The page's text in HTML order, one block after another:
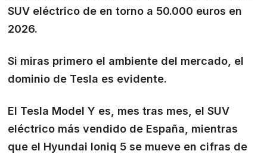
SUV eléctrico de en torno a 50.000 euros en
2026.
Si miras primero el ambiente del mercado, el
dominio de Tesla es evidente.
El Tesla Model Y es, mes tras mes, el SUV
eléctrico más vendido de España, mientras
que el Hyundai Ioniq 5 se mueve en cifras de